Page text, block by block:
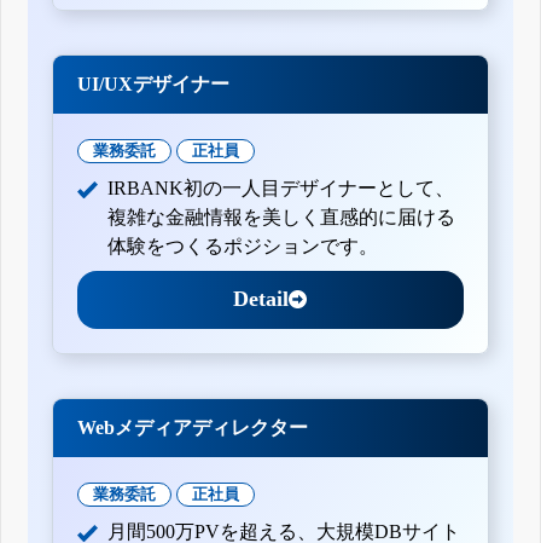
四半期報告書-第133期第3四半期(平成23年10月1日-平成23年
四半期報告書-第133期第2四半期(平成23年7月1日-平成23年9
月30日)
四半期報告書-第133期第1四半期(平成23年4月1日-平成23年6
月30日)
有価証券報告書-第132期(平成22年4月1日-平成23年3月31日)
四半期報告書-第132期第3四半期(平成22年10月1日-平成22年
12月31日)
有価証券報告書-第131期(平成21年4月1日-平成22年3月31日)
有価証券報告書-第130期(平成20年4月1日-平成21年3月31日)
UI/UXデザイナー
業務委託 正社員
IRBANK初の一人目デザイナーとして、
複雑な金融情報を美しく直感的に届ける
体験をつくるポジションです。
Detail
Webメディアディレクター
業務委託 正社員
月間500万PVを超える、大規模DBサイト